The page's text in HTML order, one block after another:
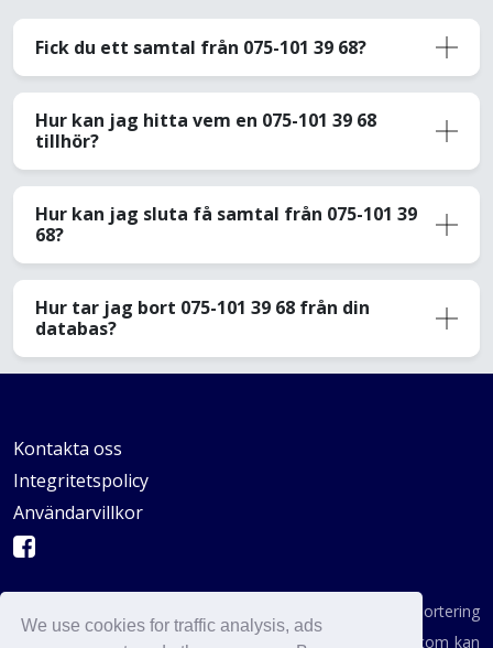
We use cookies for traffic analysis, ads
Fick du ett samtal från 075-101 39 68?
Hur kan jag hitta vem en 075-101 39 68
tillhör?
Hur kan jag sluta få samtal från 075-101 39
68?
Hur tar jag bort 075-101 39 68 från din
databas?
Kontakta oss
Integritetspolicy
Användarvillkor
AVSKYDANDE: Vi är inte en byrå för konsumentrapportering
enligt definitionen i någon statlig institution. AvoidCaller.com kan